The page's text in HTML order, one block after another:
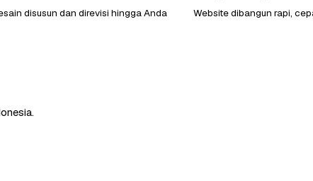
disusun dan direvisi hingga Anda
Website dibangun rapi,